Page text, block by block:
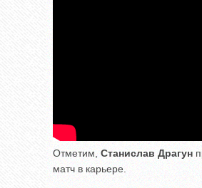
Отметим, Станислав Драгун
матч в карьере.